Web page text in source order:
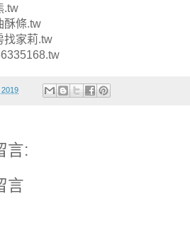
.tw
酥條.tw
找家莉.tw
言:
言